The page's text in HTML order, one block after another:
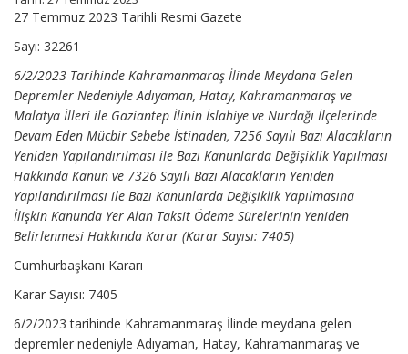
27 Temmuz 2023 Tarihli Resmi Gazete
Sayı: 32261
6/2/2023 Tarihinde Kahramanmaraş İlinde Meydana Gelen
Depremler Nedeniyle Adıyaman, Hatay, Kahramanmaraş ve
Malatya İlleri ile Gaziantep İlinin İslahiye ve Nurdağı İlçelerinde
Devam Eden Mücbir Sebebe İstinaden, 7256 Sayılı Bazı Alacakların
Yeniden Yapılandırılması ile Bazı Kanunlarda Değişiklik Yapılması
Hakkında Kanun ve 7326 Sayılı Bazı Alacakların Yeniden
Yapılandırılması ile Bazı Kanunlarda Değişiklik Yapılmasına
İlişkin Kanunda Yer Alan Taksit Ödeme Sürelerinin Yeniden
Belirlenmesi Hakkında Karar (Karar Sayısı: 7405)
Cumhurbaşkanı Kararı
Karar Sayısı: 7405
6/2/2023 tarihinde Kahramanmaraş İlinde meydana gelen
depremler nedeniyle Adıyaman, Hatay, Kahramanmaraş ve